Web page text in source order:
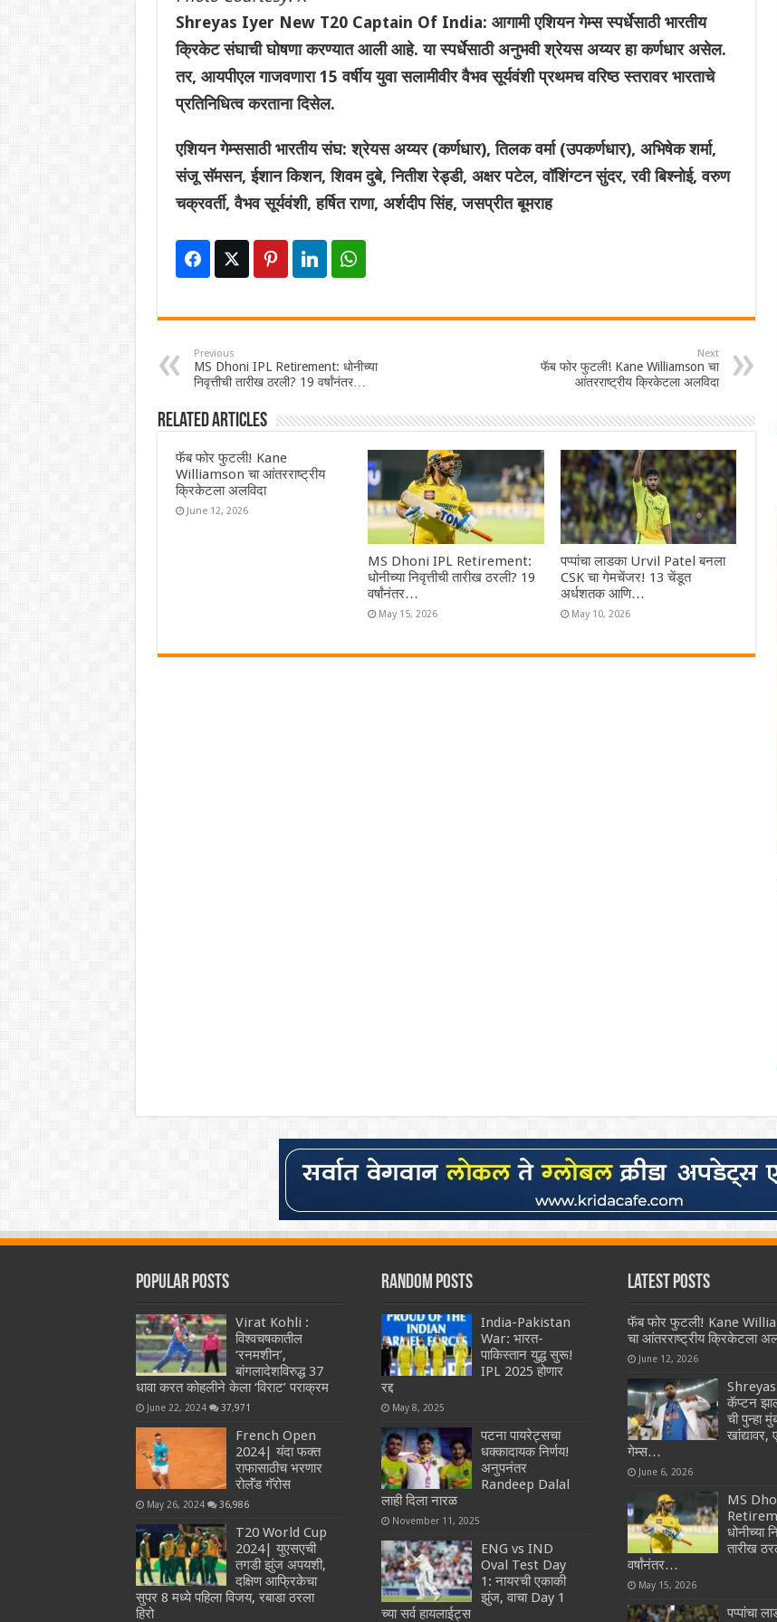
Shreyas Iyer New T20 Captain Of India: आगामी एशियन गेम्स स्पर्धेसाठी भारतीय
क्रिकेट संघाची घोषणा करण्यात आली आहे. या स्पर्धेसाठी अनुभवी श्रेयस अय्यर हा कर्णधार असेल.
तर, आयपीएल गाजवणारा 15 वर्षीय युवा सलामीवीर वैभव सूर्यवंशी प्रथमच वरिष्ठ स्तरावर भारताचे
प्रतिनिधित्व करताना दिसेल.
एशियन गेम्ससाठी भारतीय संघ: श्रेयस अय्यर (कर्णधार), तिलक वर्मा (उपकर्णधार), अभिषेक शर्मा,
संजू सॅमसन, ईशान किशन, शिवम दुबे, नितीश रेड्डी, अक्षर पटेल, वॉशिंग्टन सुंदर, रवी बिश्नोई, वरुण
चक्रवर्ती, वैभव सूर्यवंशी, हर्षित राणा, अर्शदीप सिंह, जसप्रीत बूमराह
Previous
MS Dhoni IPL Retirement: धोनीच्या
निवृत्तीची तारीख ठरली? 19 वर्षांनंतर…
Next
फॅब फोर फुटली! Kane Williamson चा
आंतरराष्ट्रीय क्रिकेटला अलविदा
Related Articles
फॅब फोर फुटली! Kane
Williamson चा आंतरराष्ट्रीय
क्रिकेटला अलविदा
June 12, 2026
MS Dhoni IPL Retirement:
धोनीच्या निवृत्तीची तारीख ठरली? 19
वर्षांनंतर…
May 15, 2026
पप्पांचा लाडका Urvil Patel बनला
CSK चा गेमचेंजर! 13 चेंडूत
अर्धशतक आणि…
May 10, 2026
Popular Posts
Virat Kohli :
विश्वचषकातील
‘रनमशीन’,
बांगलादेशविरुद्ध 37
धावा करत कोहलीने केला ‘विराट’ पराक्रम
June 22, 2024 37,971
French Open
2024| यंदा फक्त
राफासाठीच भरणार
रोलॅंड गॅरोस
May 26, 2024 36,986
T20 World Cup
2024| युएसएची
तगडी झुंज अपयशी,
दक्षिण आफ्रिकेचा
सुपर 8 मध्ये पहिला विजय, रबाडा ठरला
हिरो
Random Posts
India-Pakistan
War: भारत-
पाकिस्तान युद्ध सुरू!
IPL 2025 होणार
रद्द
May 8, 2025
पटना पायरेट्सचा
धक्कादायक निर्णय!
अनुपनंतर
Randeep Dalal
लाही दिला नारळ
November 11, 2025
ENG vs IND
Oval Test Day
1: नायरची एकाकी
झुंज, वाचा Day 1
च्या सर्व हायलाईट्स
Latest Posts
फॅब फोर फुटली! Kane
चा आंतरराष्ट्रीय क्रिकेटला
June 12, 2026
कॅप्टन
ची पुन्हा
खांद्यावर,
गेम्स…
June 6, 2026
MS
धोनीच्या
तारीख
वर्षांनंतर…
May 15, 2026
पप्पांचा